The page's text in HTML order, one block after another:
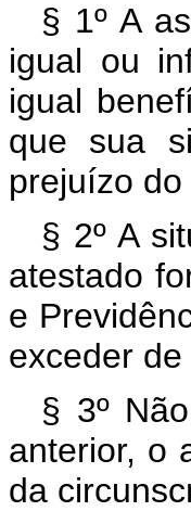
§ 1º A
igual ou
igual
que sua
prejuízo
§ 2º A
atestado
e
exceder
§ 3º
anterior, o
da